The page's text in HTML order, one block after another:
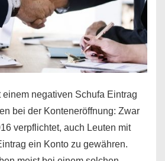
negativen Schufa Eintrag
bei der Konteneröffnung: Zwar
verpflichtet, auch Leuten mit
ein Konto zu gewähren.